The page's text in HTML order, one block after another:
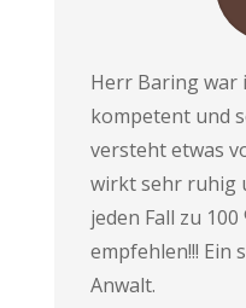
Herr Baring war
kompetent und
versteht etwas
wirkt sehr ruhig
jeden Fall zu
empfehlen!!! Ein
Anwalt.